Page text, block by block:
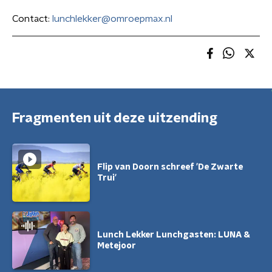
Contact: lunchlekker@omroepmax.nl
Fragmenten uit deze uitzending
Flip van Doorn schreef 'De Zwarte
Trui'
Lunch Lekker Lunchgasten: LUNA &
Metejoor